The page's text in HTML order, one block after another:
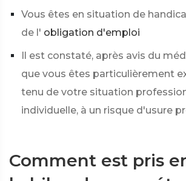
Vous êtes en situation de
de l' obligation d'emploi
Il est constaté, après avis du
que vous êtes particulièrement
tenu de votre situation
individuelle, à un risque d'usure
Comment est pris